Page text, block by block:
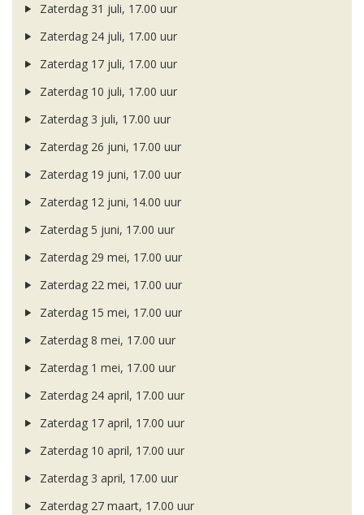
Zaterdag 31 juli, 17.00 uur
Zaterdag 24 juli, 17.00 uur
Zaterdag 17 juli, 17.00 uur
Zaterdag 10 juli, 17.00 uur
Zaterdag 3 juli, 17.00 uur
Zaterdag 26 juni, 17.00 uur
Zaterdag 19 juni, 17.00 uur
Zaterdag 12 juni, 14.00 uur
Zaterdag 5 juni, 17.00 uur
Zaterdag 29 mei, 17.00 uur
Zaterdag 22 mei, 17.00 uur
Zaterdag 15 mei, 17.00 uur
Zaterdag 8 mei, 17.00 uur
Zaterdag 1 mei, 17.00 uur
Zaterdag 24 april, 17.00 uur
Zaterdag 17 april, 17.00 uur
Zaterdag 10 april, 17.00 uur
Zaterdag 3 april, 17.00 uur
Zaterdag 27 maart, 17.00 uur